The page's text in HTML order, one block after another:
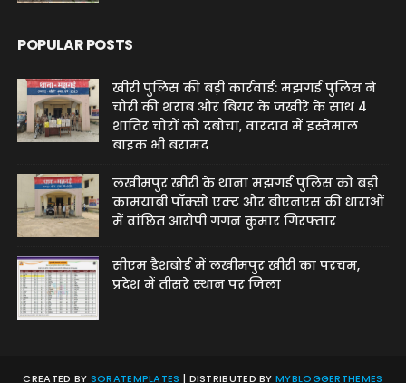
POPULAR POSTS
खीरी पुलिस की बड़ी कार्रवाई: मझगई पुलिस ने
चोरी की शराब और बियर के जखीरे के साथ 4
शातिर चोरों को दबोचा, वारदात में इस्तेमाल
बाइक भी बरामद
लखीमपुर खीरी के थाना मझगई पुलिस को बड़ी
कामयाबी पॉक्सो एक्ट और बीएनएस की धाराओं
में वांछित आरोपी गगन कुमार गिरफ्तार
सीएम डैशबोर्ड में लखीमपुर खीरी का परचम,
प्रदेश में तीसरे स्थान पर जिला
CREATED BY SORATEMPLATES | DISTRIBUTED BYMYBLOGGERTHEMES